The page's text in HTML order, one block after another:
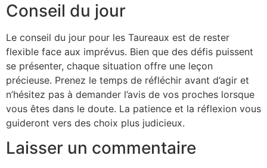
Conseil du jour
Le conseil du jour pour les Taureaux est de rester
flexible face aux imprévus. Bien que des défis puissent
se présenter, chaque situation offre une leçon
précieuse. Prenez le temps de réfléchir avant d’agir et
n’hésitez pas à demander l’avis de vos proches lorsque
vous êtes dans le doute. La patience et la réflexion vous
guideront vers des choix plus judicieux.
Laisser un commentaire